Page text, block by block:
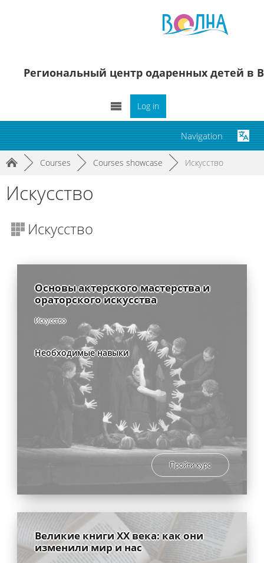
Региональный центр одаренных детей в
Log in
► Courses ► Courses showcase ► Искусство
Искусство
Искусство
Основы актерского мастерства и
ораторского искусства
Искусство
Необходимые навыки
Пройти курс
Великие книги XX века: как они
изменили мир и нас
Navigation